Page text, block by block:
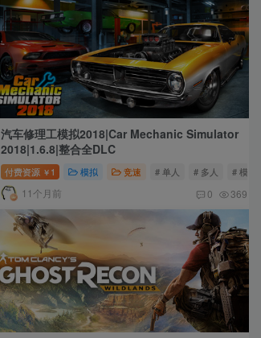
汽车修理工模拟2018|Car Mechanic Simulator
2018|1.6.8|整合全DLC
付费资源 ￥ 1 模拟 竞速 # 单人 # 多人 # 模拟
11个月前 0 369